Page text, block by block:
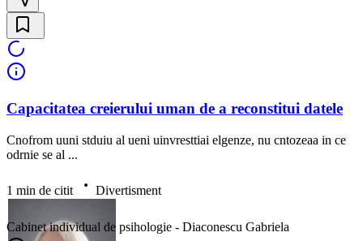
Capacitatea creierului uman de a reconstitui datele
Cnofrom uuni stduiu al ueni uinvresttiai elgenze, nu cntozeaa in ce
odrnie se al ...
1 min de citit Divertisment
Cabinet individual de psihologie - Diaconescu Gabriela